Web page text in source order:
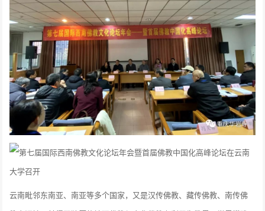
云南毗邻东南亚、南亚等多个国家，又是汉传佛教、藏传佛教、南传佛